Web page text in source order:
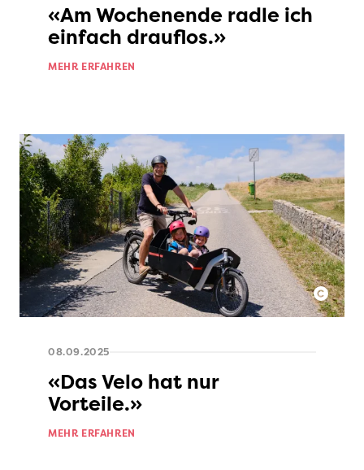
«Am Wochenende radle ich
einfach drauflos.»
MEHR ERFAHREN
08.09.2025
«Das Velo hat nur
Vorteile.»
MEHR ERFAHREN